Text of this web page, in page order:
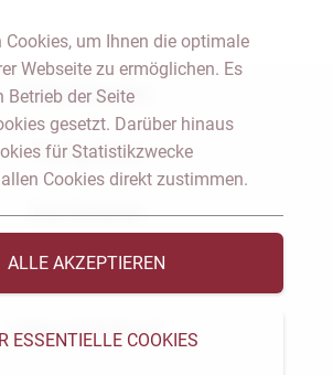
Notar Dresden
Fachgebiete
Das Notariat
& Veröffentlichungen
Videos & Podcast
Cookies, um Ihnen die optimale
Webseite zu ermöglichen. Es
Betrieb der Seite
gesetzt. Darüber hinaus
für Statistikzwecke
Cookies direkt zustimmen.
ALLE AKZEPTIEREN
ESSENTIELLE COOKIES